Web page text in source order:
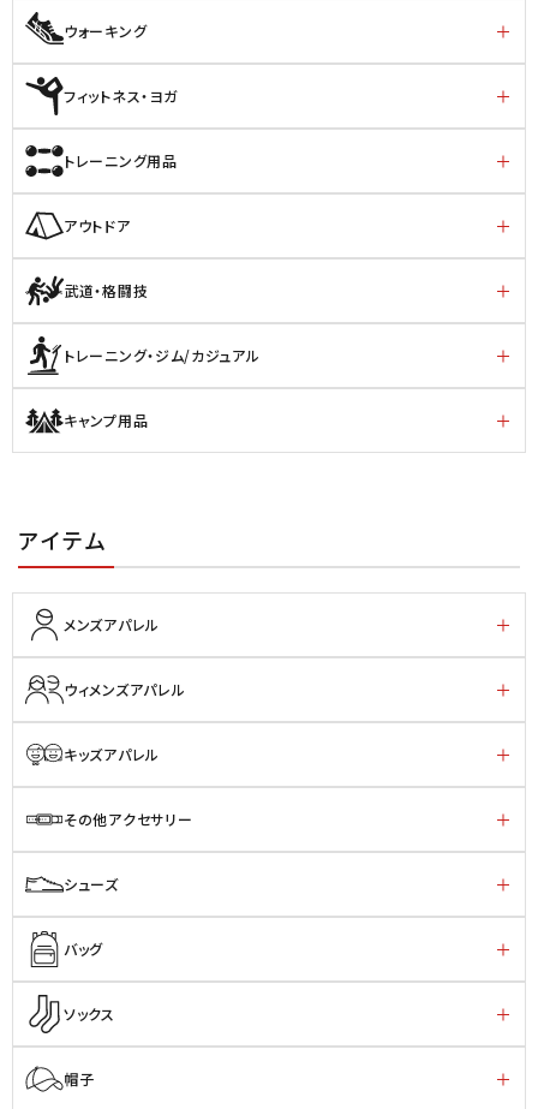
ウォーキング
フィットネス・ヨガ
トレーニング用品
アウトドア
武道・格闘技
トレーニング・ジム/カジュアル
キャンプ用品
アイテム
メンズアパレル
ウィメンズアパレル
キッズアパレル
その他アクセサリー
シューズ
バッグ
ソックス
帽子